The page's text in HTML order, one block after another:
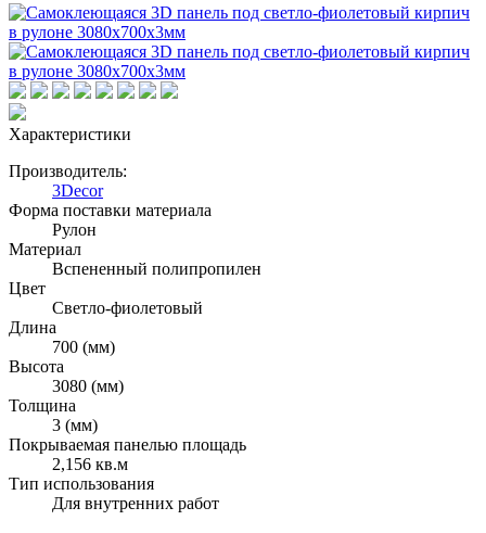
Характеристики
Производитель:
3Decor
Форма поставки материала
Рулон
Материал
Вспененный полипропилен
Цвет
Светло-фиолетовый
Длина
700 (мм)
Высота
3080 (мм)
Толщина
3 (мм)
Покрываемая панелью площадь
2,156 кв.м
Тип использования
Для внутренних работ